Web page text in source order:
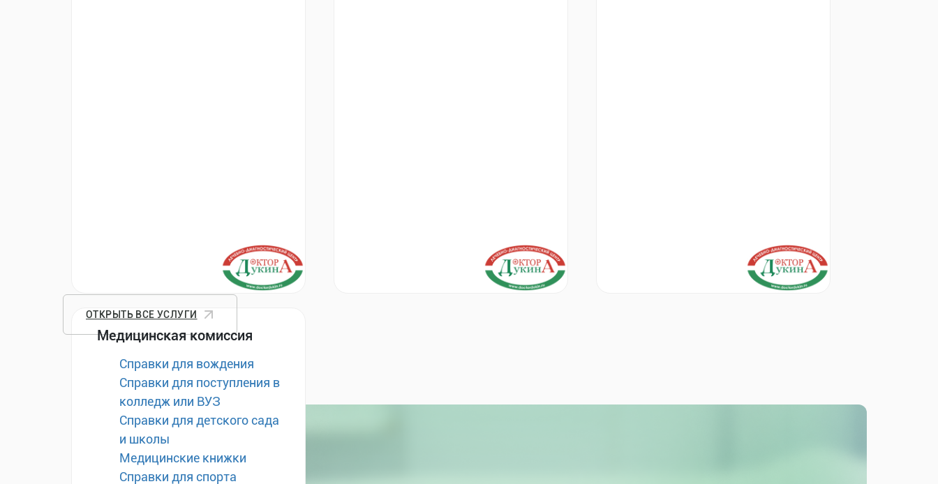
Медицинская комиссия
Справки для вождения
Справки для поступления в
колледж или ВУЗ
Справки для детского сада
и школы
Медицинские книжки
Справки для спорта
ОТКРЫТЬ ВСЕ УСЛУГИ